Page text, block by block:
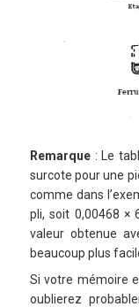
Remarque : Le
surcote pour une
comme dans
pli, soit 0,00468 ×
valeur obtenue
beaucoup plus
Si votre mémoire
oublierez